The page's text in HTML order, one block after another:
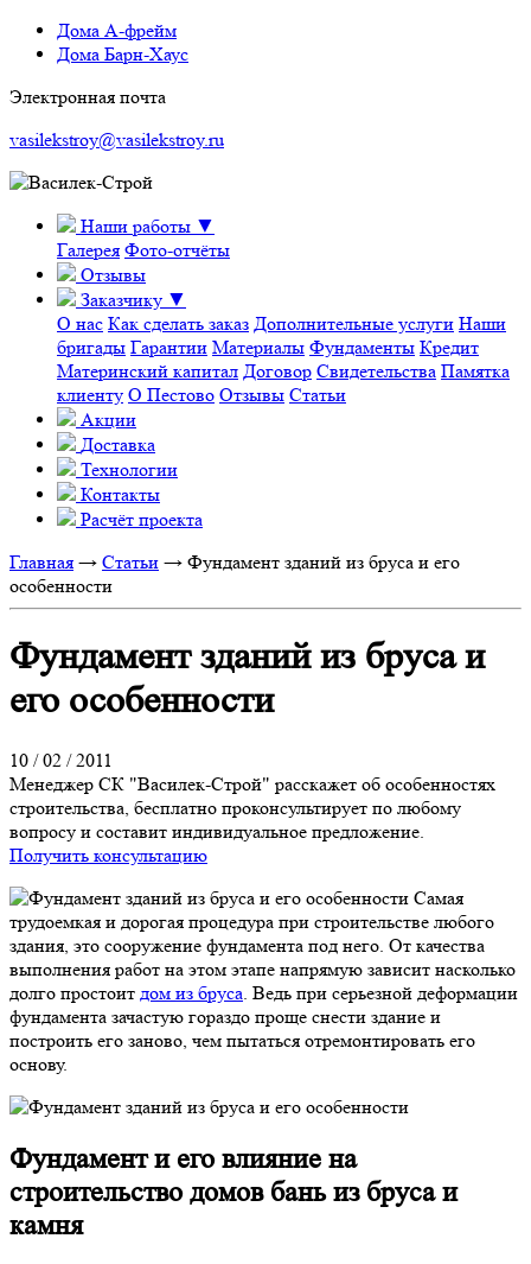
Дома А-фрейм
Дома Барн-Хаус
Электронная почта
vasilekstroy@vasilekstroy.ru
Наши работы ▼
Галерея Фото-отчёты
Отзывы
Заказчику ▼
О нас Как сделать заказ Дополнительные услуги Наши
бригады Гарантии Материалы Фундаменты Кредит
Материнский капитал Договор Свидетельства Памятка
клиенту О Пестово Отзывы Статьи
Акции
Доставка
Технологии
Контакты
Расчёт проекта
Главная → Статьи → Фундамент зданий из бруса и его
особенности
Фундамент зданий из бруса и
его особенности
10 / 02 / 2011
Менеджер СК "Василек-Строй" расскажет об особенностях
строительства, бесплатно проконсультирует по любому
вопросу и составит индивидуальное предложение.
Получить консультацию
Самая
трудоемкая и дорогая процедура при строительстве любого
здания, это сооружение фундамента под него. От качества
выполнения работ на этом этапе напрямую зависит насколько
долго простоит дом из бруса. Ведь при серьезной деформации
фундамента зачастую гораздо проще снести здание и
построить его заново, чем пытаться отремонтировать его
основу.
Фундамент и его влияние на
строительство домов бань из бруса и
камня